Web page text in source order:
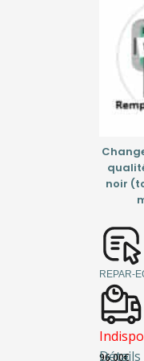
Détails
noir
REPAR-
96,00€